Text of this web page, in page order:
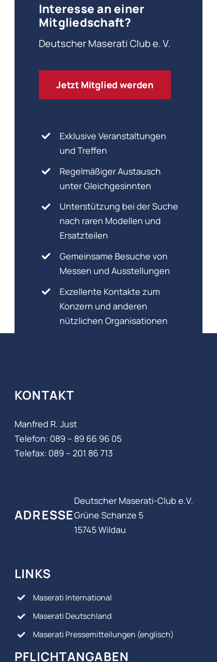
Interesse an einer
Mitgliedschaft?
Deutscher Maserati Club e. V.
Jetzt Mitglied werden
Exklusive Veranstaltungen
und Treffen
Regelmäßiger Austausch
unter Gleichgesinnten
Unterstützung bei der Suche
nach raren Modellen und
Ersatzteilen
Gemeinsame Besuche von
Messen und Ausstellungen
Exzellente Kontakte zum
Konzern und anderen
nützlichen Organisationen
ADRESSE
Deutscher Maserati-Club e.V.
Grüne Schanze 5
15745 Wildau
KONTAKT
Manfred R. Just
Telefon: 089 – 89 66 96 05‬
Telefax: 089 – 201 86 713
LINKS
Maserati International
Maserati Deutschland
Maserati Pressemitteilungen (englisch)
PFLICHTANGABEN